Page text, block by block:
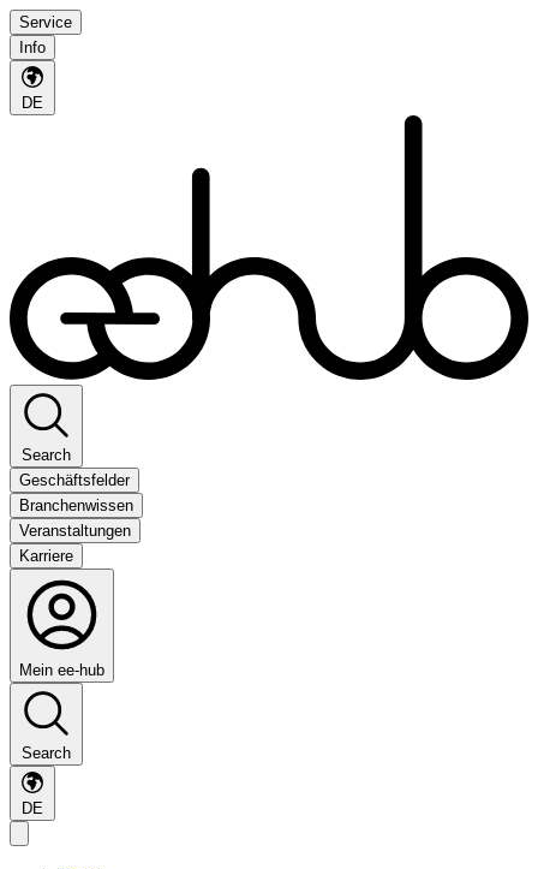
Service
Info
DE
Search
Geschäftsfelder
Branchenwissen
Veranstaltungen
Karriere
Mein ee-hub
Search
DE